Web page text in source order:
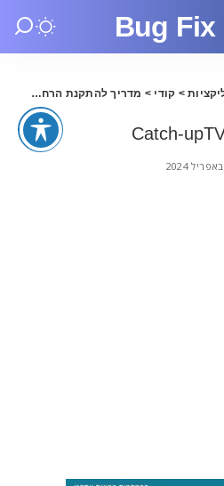
Bug Fix
> קודי > מדריך להתקנת הרחבות לקודי – אפריל 2024
Catch-